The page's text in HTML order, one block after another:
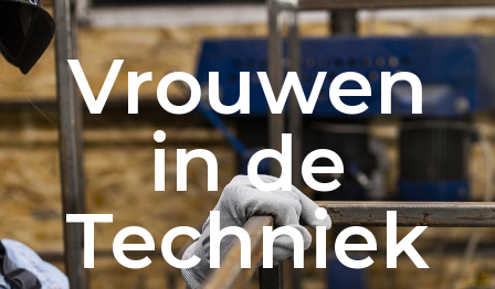
Vrouwen
in de
Techniek